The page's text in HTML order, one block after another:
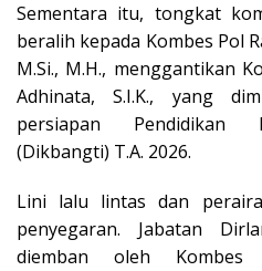
Sementara itu, tongkat
beralih kepada Kombes Pol
M.Si., M.H., menggantikan
Adhinata, S.I.K., yang
persiapan Pendidikan
(Dikbangti) T.A. 2026.
Lini lalu lintas dan
penyegaran. Jabatan
diemban oleh